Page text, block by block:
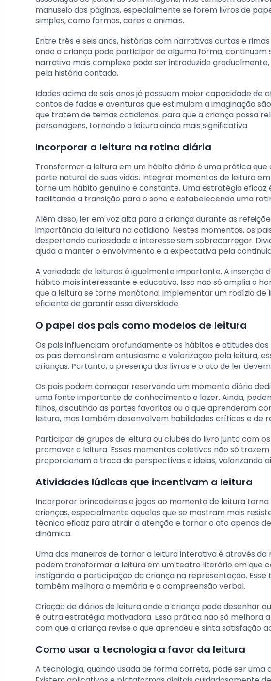
manuseio das páginas, especialmente se forem livros de
simples, como formas, cores e animais.
Entre três e seis anos, histórias com narrativas curtas e
onde a criança pode participar de alguma forma, continuam
narrativo mais complexo pode ser introduzido
pela história contada.
Idades acima de seis anos já possuem maior capacidade de
contos de fadas e aventuras que estimulam a imaginação
que tratem de temas cotidianos, para que a criança possa
personagens, tornando a leitura ainda mais significativa.
Incorporar a leitura na rotina diária
Transformar a leitura em um hábito diário é uma prática
parte natural de suas vidas. Integrar momentos de leitura
torne um hábito genuíno e constante. Uma estratégia
facilitando a transição para o sono e estabelecendo uma
Além disso, ler em voz alta para a criança durante as
importância da leitura no cotidiano. Nestes momentos, os
despertando curiosidade e interesse sem sobrecarregar.
ajuda a manter o envolvimento e a expectativa pela
A variedade de leituras é igualmente importante. A inserção
hábito mais interessante e educativo. Isso não só amplia o
que a leitura se torne monótona. Implementar um rodízio
eficiente de garantir essa diversidade.
O papel dos pais como modelos de leitura
Os pais influenciam profundamente os hábitos e atitudes
os pais demonstram entusiasmo e valorização pela leitura,
crianças. Portanto, a presença dos livros e o ato de ler
Os pais podem começar reservando um momento diário
uma fonte importante de conhecimento e lazer. Ainda,
filhos, discutindo as partes favoritas ou o que aprenderam
leitura, mas também desenvolvem habilidades críticas e de
Participar de grupos de leitura ou clubes do livro junto com
promover a leitura. Esses momentos coletivos não só
proporcionam a troca de perspectivas e ideias, valorizando
Atividades lúdicas que incentivam a leitura
Incorporar brincadeiras e jogos ao momento de leitura
crianças, especialmente aquelas que se mostram mais
técnica eficaz para atrair a atenção e tornar o ato apenas
dinâmica.
Uma das maneiras de tornar a leitura interativa é através da
podem transformar a leitura em um teatro literário em que
instigando a participação da criança na representação. Esse
também melhora a memória e a compreensão verbal.
Criação de diários de leitura onde a criança pode desenhar
é outra estratégia motivadora. Essa prática não só melhora
com que a criança revise o que aprendeu e sinta satisfação
Como usar a tecnologia a favor da leitura
A tecnologia, quando usada de forma correta, pode ser uma